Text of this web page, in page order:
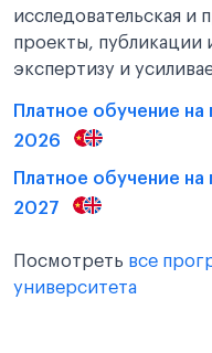
исследовательская и
проекты, публикации
экспертизу и
Платное обучение
2026
Платное обучение
2027
Посмотреть все
университета